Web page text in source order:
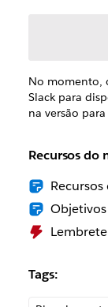
No momento,
Slack para
na versão
Recursos do
Tags: